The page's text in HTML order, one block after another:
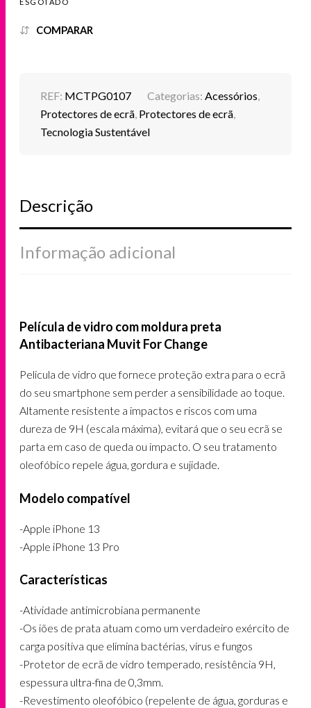
COMPARAR
REF: MCTPG0107 Categorias: Acessórios
Protectores de ecrã Protectores de ecrã
Tecnologia Sustentável
Descrição
Informação adicional
Película de vidro com moldura preta
Antibacteriana Muvit For Change
Pelicula de vidro que fornece proteção extra para o ecrã
do seu smartphone sem perder a sensibilidade ao toque.
Altamente resistente a impactos e riscos com uma
dureza de 9H (escala máxima), evitará que o seu ecrã se
parta em caso de queda ou impacto. O seu tratamento
oleofóbico repele água, gordura e sujidade.
Modelo compatível
-Apple iPhone 13
-Apple iPhone 13 Pro
Características
-Atividade antimicrobiana permanente
-Os iões de prata atuam como um verdadeiro exército de
carga positiva que elimina bactérias, vírus e fungos
-Protetor de ecrã de vidro temperado, resistência 9H,
espessura ultra-fina de 0,3mm.
-Revestimento oleofóbico (repelente de água, gorduras e